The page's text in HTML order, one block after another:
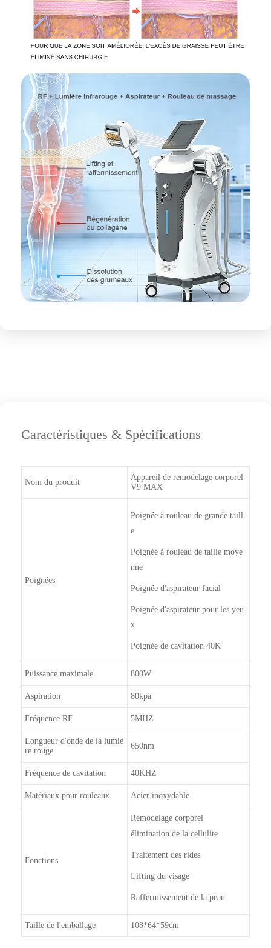
Caractéristiques & Spécifications
Nom du produit
Appareil de remodelage corporel
V9 MAX
Poignées
Poignée à rouleau de grande taill
e
Poignée à rouleau de taille moye
nne
Poignée d'aspirateur facial
Poignée d'aspirateur pour les yeu
x
Poignée de cavitation 40K
Puissance maximale 800W
Aspiration 80kpa
Fréquence RF 5MHZ
Longueur d'onde de la lumiè
re rouge
650nm
Fréquence de cavitation 40KHZ
Matériaux pour rouleaux Acier inoxydable
Fonctions
Remodelage corporel
élimination de la cellulite
Traitement des rides
Lifting du visage
Raffermissement de la peau
Taille de l'emballage 108*64*59cm